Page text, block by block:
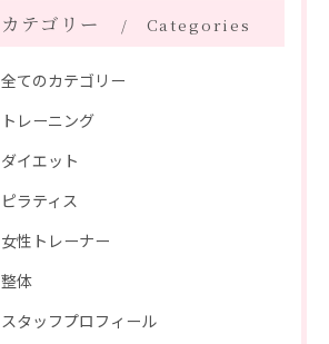
カテゴリー Categories
全てのカテゴリー
トレーニング
ダイエット
ピラティス
女性トレーナー
整体
スタッフプロフィール